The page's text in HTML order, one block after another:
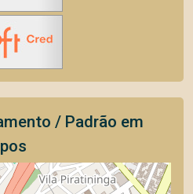
/ Padrão em